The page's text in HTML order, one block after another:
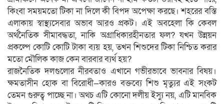
কিংবা সময়মতো টিকা না দিলে কী বিপদ অপেক্ষা করছে। শহরের বস্তি
এলাকায় স্বাস্থ্যসেবার অভাব আরও প্রকট। এই অবহেলা কি কেবল
অর্থনৈতিক সীমাবদ্ধতা, নাকি অগ্রাধিকারহীনতার ফল? যখন উন্নয়ন
প্রকল্পে কোটি কোটি টাকা ব্যয় হয়, তখন শিশুদের টিকা নিশ্চিত করার
মতো মৌলিক কাজ কেন বারবার ব্যর্থ হয়?
রাজনৈতিক দলগুলোর নীরবতাও এখানে গভীরভাবে ভাবনার বিষয়।
ক্ষমতাসীন হোক বা বিরোধী—কারও বক্তব্যে শিশু মৃত্যুর এই সংকট
তেমন গুরুত্ব পাচ্ছে না। অথচ এটি কোনো দলীয় ইস্যু নয়, এটি মানবিক